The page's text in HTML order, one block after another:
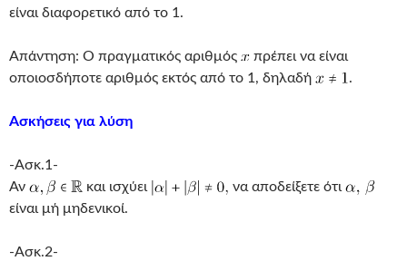
είναι διαφορετικό από το 1.
Απάντηση: Ο πραγματικός αριθμός
πρέπει να είναι
οποιοσδήποτε αριθμός εκτός από το 1, δηλαδή
.
Ασκήσεις για λύση
-Ασκ.1-
Αν
και ισχύει
να αποδείξετε ότι
είναι μή μηδενικοί.
-Ασκ.2-